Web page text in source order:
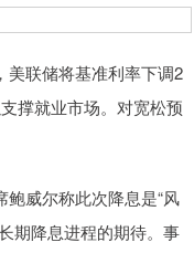
联储将基准利率下调2
撑就业市场。对宽松预
威尔称此次降息是“风
期降息进程的期待。事